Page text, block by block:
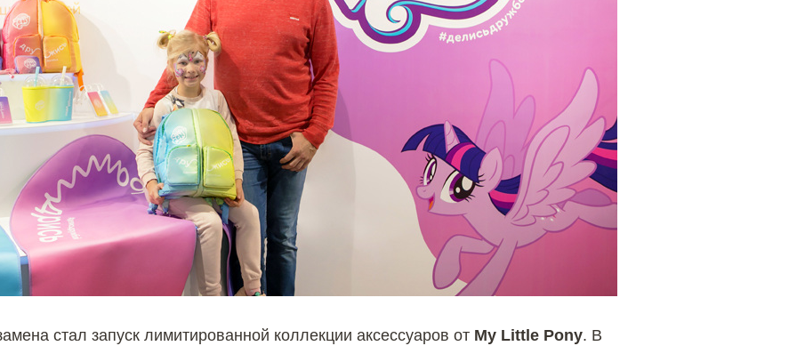
стал запуск лимитированной коллекции аксессуаров от My Little Pony. В